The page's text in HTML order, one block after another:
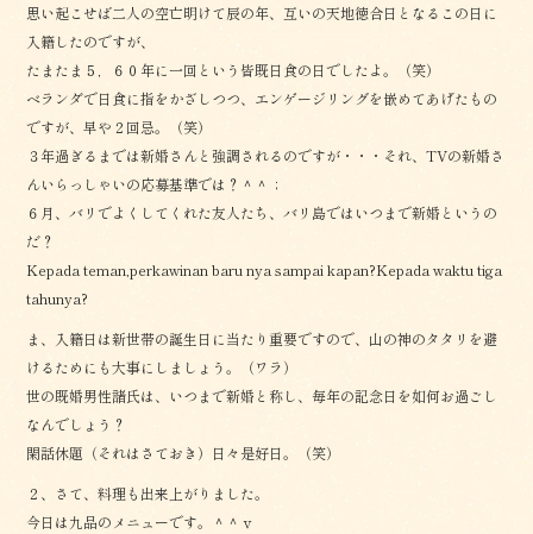
思い起こせば二人の空亡明けて辰の年、互いの天地徳合日となるこの日に
入籍したのですが、
たまたま５，６０年に一回という皆既日食の日でしたよ。（笑）
ベランダで日食に指をかざしつつ、エンゲージリングを嵌めてあげたもの
ですが、早や２回忌。（笑）
３年過ぎるまでは新婚さんと強調されるのですが・・・それ、TVの新婚さ
んいらっしゃいの応募基準では？＾＾；
６月、バリでよくしてくれた友人たち、バリ島ではいつまで新婚というの
だ？
Kepada teman,perkawinan baru nya sampai kapan?Kepada waktu tiga
tahunya?
ま、入籍日は新世帯の誕生日に当たり重要ですので、山の神のタタリを避
けるためにも大事にしましょう。（ワラ）
世の既婚男性諸氏は、いつまで新婚と称し、毎年の記念日を如何お過ごし
なんでしょう？
閑話休題（それはさておき）日々是好日。（笑）
２、さて、料理も出来上がりました。
今日は九品のメニューです。＾＾ｖ